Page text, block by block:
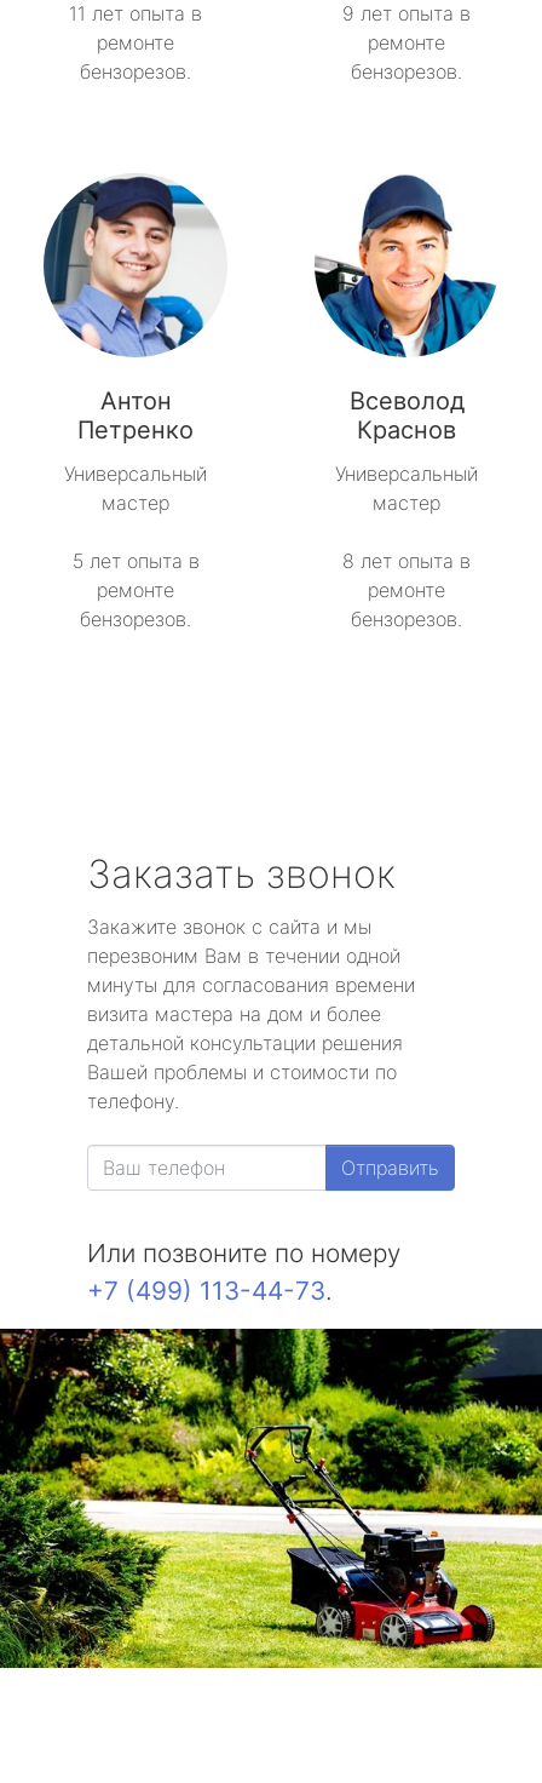
11 лет опыта в
ремонте
бензорезов.
9 лет опыта в
ремонте
бензорезов.
Антон
Петренко
Универсальный
мастер
5 лет опыта в
ремонте
бензорезов.
Всеволод
Краснов
Универсальный
мастер
8 лет опыта в
ремонте
бензорезов.
Заказать звонок
Закажите звонок с сайта и мы
перезвоним Вам в течении одной
минуты для согласования времени
визита мастера на дом и более
детальной консультации решения
Вашей проблемы и стоимости по
телефону.
Отправить
Или позвоните по номеру
+7 (499) 113-44-73.